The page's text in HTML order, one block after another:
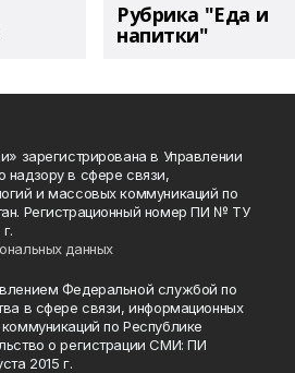
Рубрика "Еда и
напитки"
зарегистрирована в Управлении
в сфере связи,
и массовых коммуникаций по
Регистрационный номер ПИ № ТУ
данных
Федеральной службой по
в сфере связи, информационных
по Республике
о регистрации СМИ: ПИ
2015 г.